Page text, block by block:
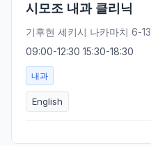
시모조 내과 클리닉
기후현 세키시 나카마치 6-13
09:00-12:30 15:30-18:30
내과
English